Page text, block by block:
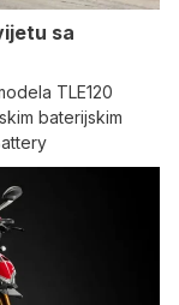
sa
TLE120
baterijskim